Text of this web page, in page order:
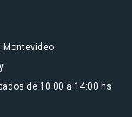
Montevideo
de 10:00 a 14:00 hs